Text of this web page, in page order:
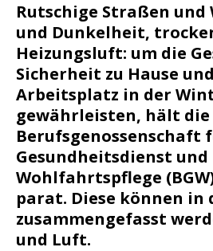
Rutschige Straßen und
und Dunkelheit,
Heizungsluft: um die
Sicherheit zu Hause
Arbeitsplatz in der
gewährleisten, hält die
Berufsgenossenschaft
Gesundheitsdienst und
Wohlfahrtspflege
parat. Diese können in
zusammengefasst
und Luft.